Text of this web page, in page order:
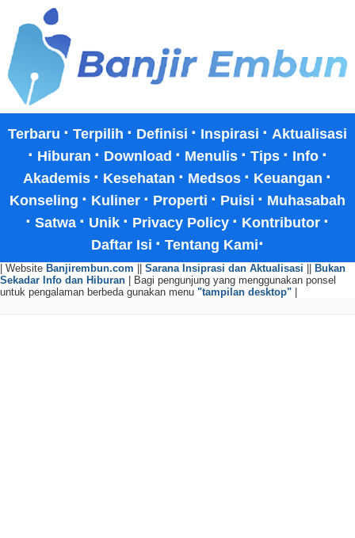
Terbaru · Terpilih · Definisi · Inspirasi · Aktualisasi
· Hiburan · Download · Menulis · Tips · Info ·
Akademis · Kesehatan · Medsos · Keuangan ·
Konseling · Kuliner · Properti · Puisi · Muhasabah
· Satwa · Unik · Privacy Policy · Kontributor ·
Daftar Isi · Tentang Kami·
| Website Banjirembun.com || Sarana Insiprasi dan Aktualisasi || Bukan
Sekadar Info dan Hiburan | Bagi pengunjung yang menggunakan ponsel
untuk pengalaman berbeda gunakan menu "tampilan desktop" |